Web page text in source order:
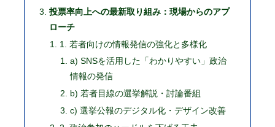
投票率向上への最新取り組み：現場からのアプ
ローチ
1. 若者向けの情報発信の強化と多様化
a) SNSを活用した「わかりやすい」政治
情報の発信
b) 若者目線の選挙解説・討論番組
c) 選挙公報のデジタル化・デザイン改善